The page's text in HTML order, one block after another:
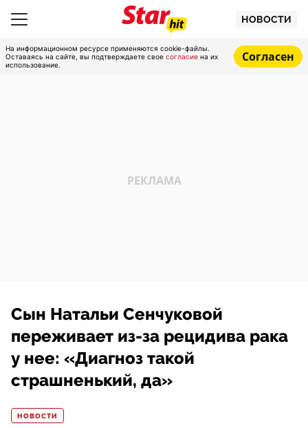
НОВОСТИ
На информационном ресурсе применяются cookie-файлы.
Оставаясь на сайте, вы подтверждаете свое согласие на их
использование.
Согласен
Сын Натальи Сенчуковой
переживает из-за рецидива рака
у нее: «Диагноз такой
страшненький, да»
НОВОСТИ